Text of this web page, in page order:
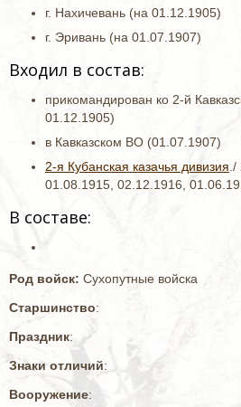
г. Нахичевань (на 01.12.1905)
г. Эривань (на 01.07.1907)
Входил в состав:
прикомандирован ко 2-й
01.12.1905)
в Кавказском ВО (01.07.1907)
2-я Кубанская казачья дивизия
01.08.1915, 02.12.1916,
В составе:
Род войск: Сухопутные войска
Старшинство:
Праздник:
Знаки отличий:
Вооружение: